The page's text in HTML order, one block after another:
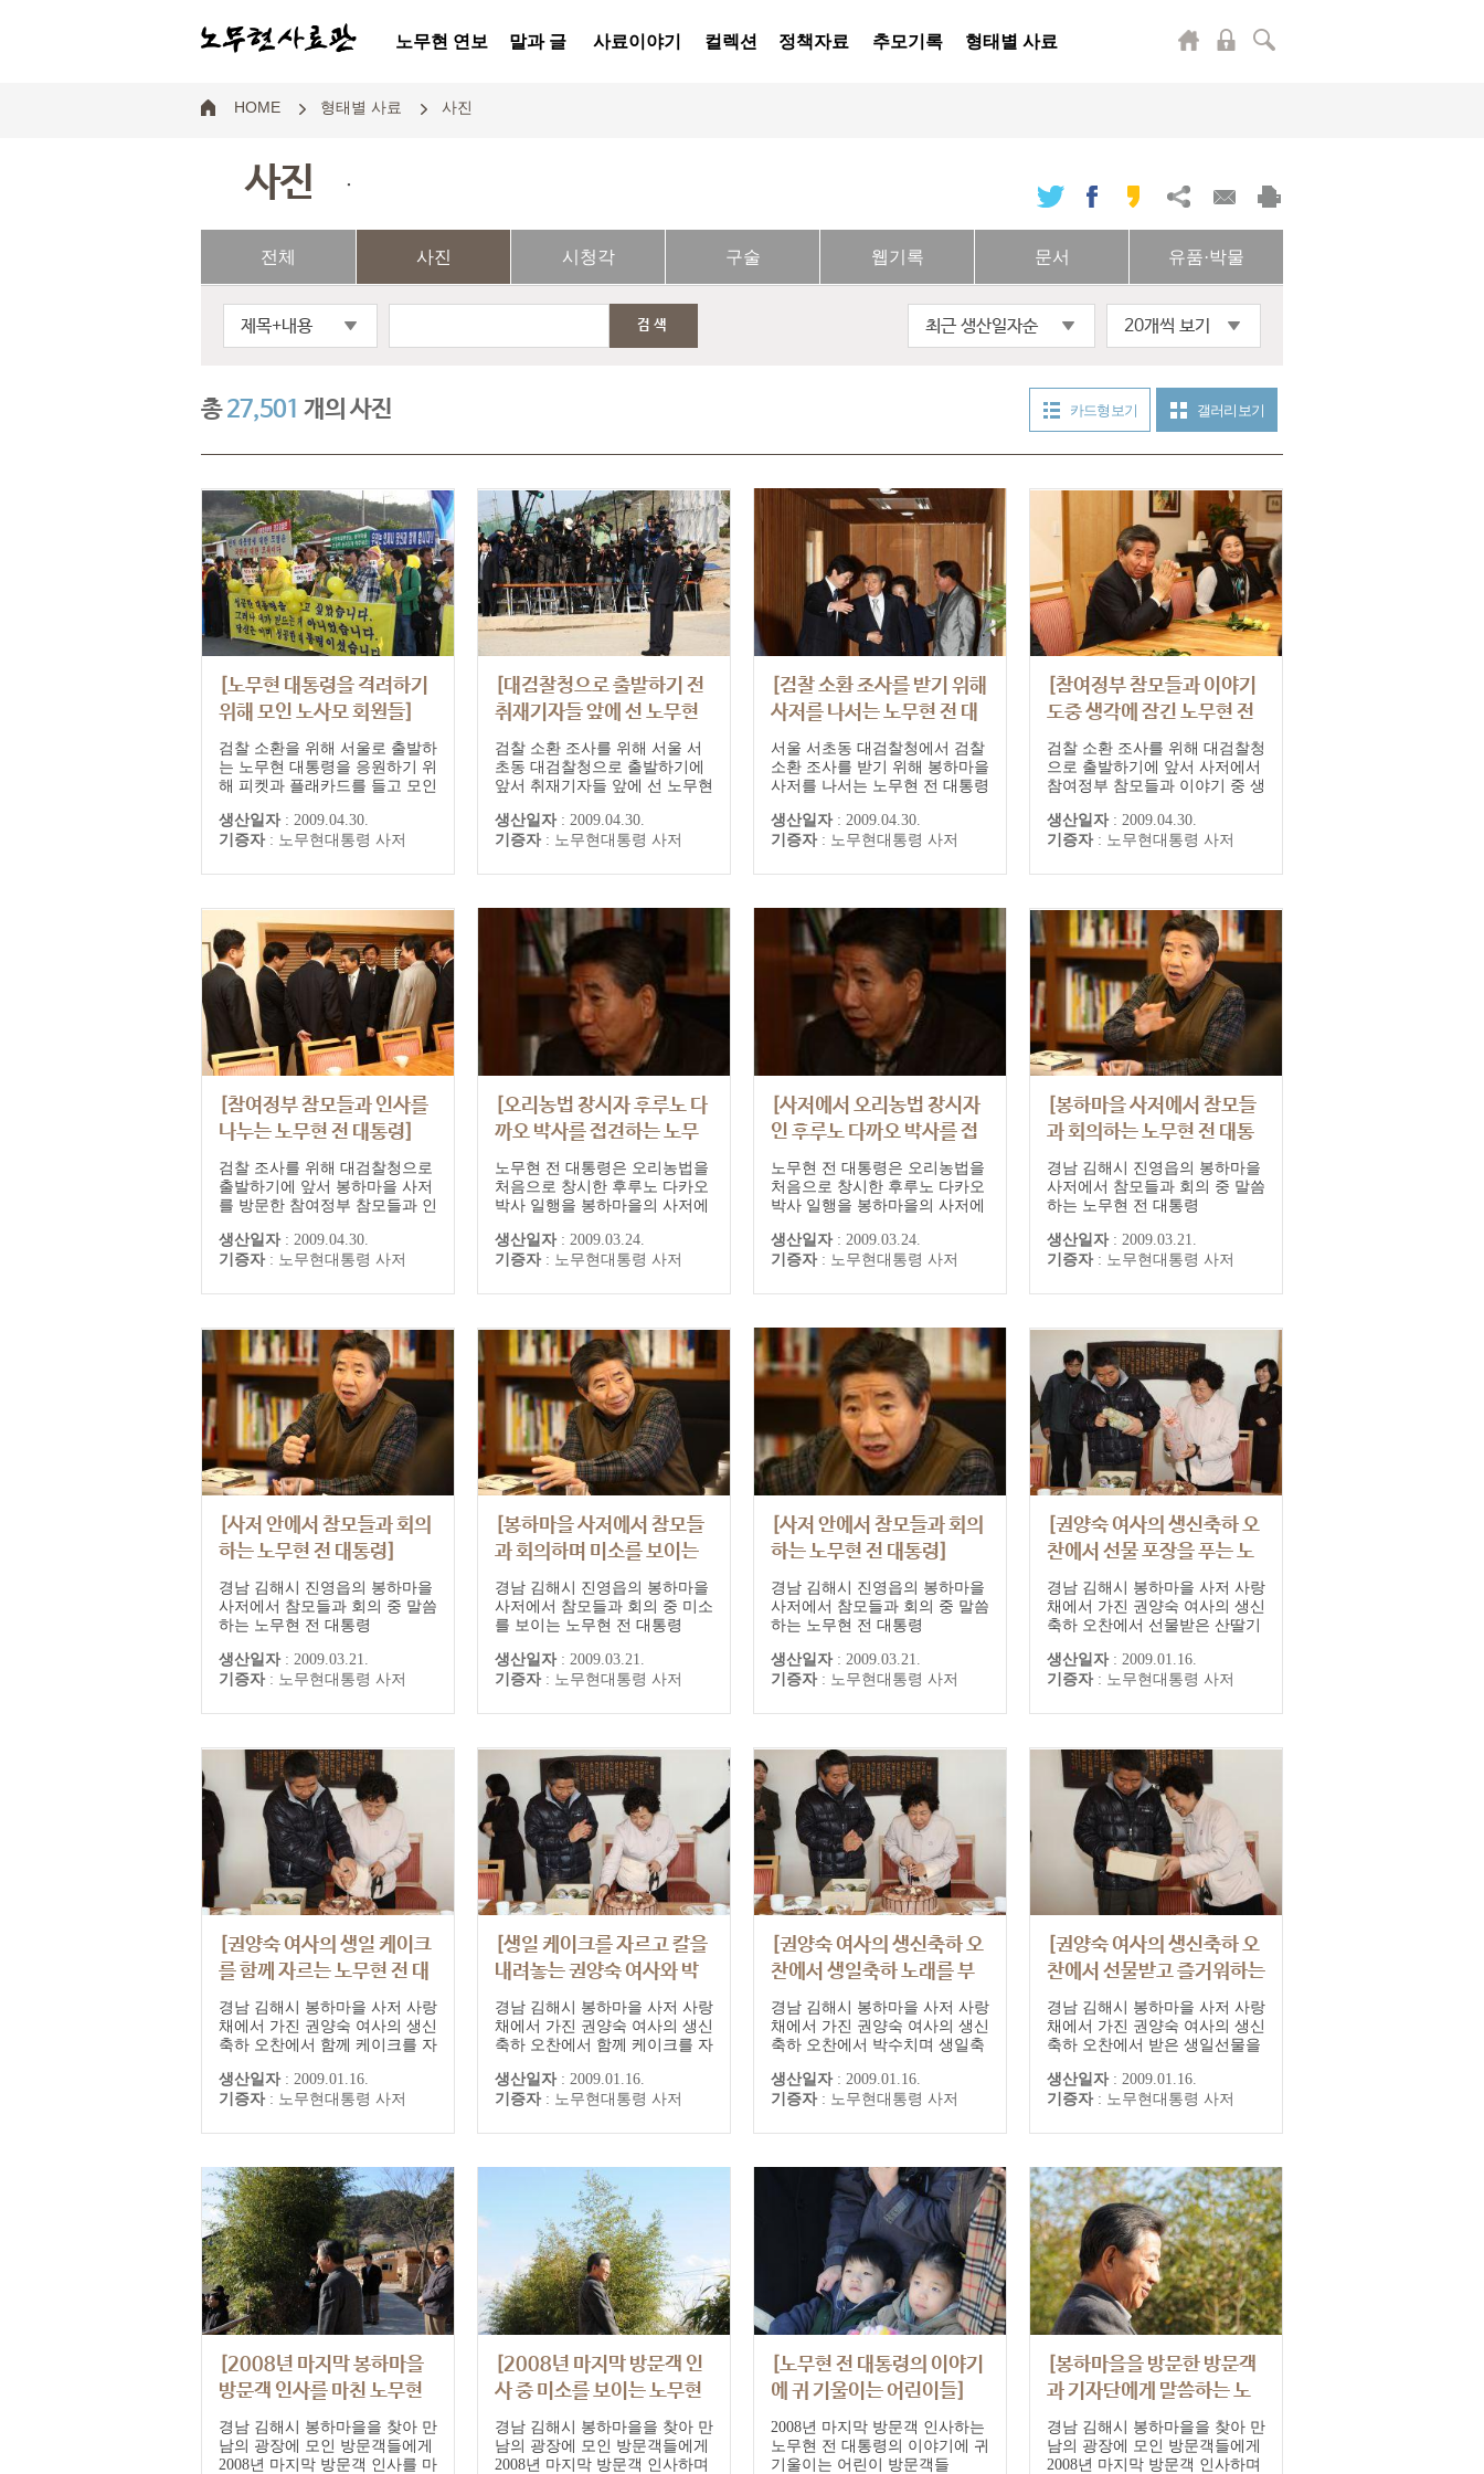
노무현 연보 말과 글 사료이야기 컬렉션 정책자료 추모기록 형태별 사료
HOME 형태별 사료 사진
사진 .
전체 사진 시청각 구술 웹기록 문서 유품·박물
제목+내용 검색 최근 생산일자순 20개씩 보기
총27,501 개의 사진 카드형 보기 갤러리 보기
[노무현 대통령을 격려하기
위해 모인 노사모 회원들]
검찰 소환을 위해 서울로 출발하
는 노무현 대통령을 응원하기 위
해 피켓과 플래카드를 들고 모인
신과 함께 합니다!!', '성공한 대
통령을 만들고 싶었습니다. 그러
당신은 이미 성공한 대통령이셨
멸은 국민에 대한 모욕이다', '이
명박대통령님, 봉하마을 조용히
농사...
생산일자 : 2009.04.30.
기증자 : 노무현대통령 사저
[대검찰청으로 출발하기 전
취재기자들 앞에 선 노무현
전 대통령]
검찰 소환 조사를 위해 서울 서
초동 대검찰청으로 출발하기에
앞서 취재기자들 앞에 선 노무현
생산일자 : 2009.04.30.
기증자 : 노무현대통령 사저
[검찰 소환 조사를 받기 위해
사저를 나서는 노무현 전 대
통령]
서울 서초동 대검찰청에서 검찰
소환 조사를 받기 위해 봉하마을
사저를 나서는 노무현 전 대통령
생산일자 : 2009.04.30.
기증자 : 노무현대통령 사저
[참여정부 참모들과 이야기
도중 생각에 잠긴 노무현 전
대통령]
검찰 소환 조사를 위해 대검찰청
으로 출발하기에 앞서 사저에서
참여정부 참모들과 이야기 중 생
생산일자 : 2009.04.30.
기증자 : 노무현대통령 사저
[참여정부 참모들과 인사를
나누는 노무현 전 대통령]
검찰 조사를 위해 대검찰청으로
출발하기에 앞서 봉하마을 사저
를 방문한 참여정부 참모들과 인
생산일자 : 2009.04.30.
기증자 : 노무현대통령 사저
[오리농법 창시자 후루노 다
까오 박사를 접견하는 노무
현 전 대통령]
노무현 전 대통령은 오리농법을
처음으로 창시한 후루노 다카오
박사 일행을 봉하마을의 사저에
인 후루노 구미코씨를 비롯해 후
루노 박사로부터 오리농법을 배
전국 오리농법연구회장, 홍순명
이기우, 황봉호씨 등이 함께 배
석했으며, 오리농법을 비롯한 친
환경 농업, 지속가...
생산일자 : 2009.03.24.
기증자 : 노무현대통령 사저
[사저에서 오리농법 창시자
인 후루노 다까오 박사를 접
견하는 노무현 전 대통령]
노무현 전 대통령은 오리농법을
처음으로 창시한 후루노 다카오
박사 일행을 봉하마을의 사저에
인 후루노 구미코씨를 비롯해 후
루노 박사로부터 오리농법을 배
전국 오리농법연구회장, 홍순명
이기우, 황봉호씨 등이 함께 배
석했으며, 오리농법을 비롯한 친
환경 농업, 지속가...
생산일자 : 2009.03.24.
기증자 : 노무현대통령 사저
[봉하마을 사저에서 참모들
과 회의하는 노무현 전 대통
령]
경남 김해시 진영읍의 봉하마을
사저에서 참모들과 회의 중 말씀
하는 노무현 전 대통령
생산일자 : 2009.03.21.
기증자 : 노무현대통령 사저
[사저 안에서 참모들과 회의
하는 노무현 전 대통령]
경남 김해시 진영읍의 봉하마을
사저에서 참모들과 회의 중 말씀
하는 노무현 전 대통령
생산일자 : 2009.03.21.
기증자 : 노무현대통령 사저
[봉하마을 사저에서 참모들
과 회의하며 미소를 보이는
노무현 전 대통령]
경남 김해시 진영읍의 봉하마을
사저에서 참모들과 회의 중 미소
를 보이는 노무현 전 대통령
생산일자 : 2009.03.21.
기증자 : 노무현대통령 사저
[사저 안에서 참모들과 회의
하는 노무현 전 대통령]
경남 김해시 진영읍의 봉하마을
사저에서 참모들과 회의 중 말씀
하는 노무현 전 대통령
생산일자 : 2009.03.21.
기증자 : 노무현대통령 사저
[권양숙 여사의 생신축하 오
찬에서 선물 포장을 푸는 노
무현 전 대통령 내외]
경남 김해시 봉하마을 사저 사랑
채에서 가진 권양숙 여사의 생신
축하 오찬에서 선물받은 산딸기
통령과 권양숙 여사
생산일자 : 2009.01.16.
기증자 : 노무현대통령 사저
[권양숙 여사의 생일 케이크
를 함께 자르는 노무현 전 대
통령]
경남 김해시 봉하마을 사저 사랑
채에서 가진 권양숙 여사의 생신
축하 오찬에서 함께 케이크를 자
여사
생산일자 : 2009.01.16.
기증자 : 노무현대통령 사저
[생일 케이크를 자르고 칼을
내려놓는 권양숙 여사와 박
수치는 노무현 전 대통령]
경남 김해시 봉하마을 사저 사랑
채에서 가진 권양숙 여사의 생신
축하 오찬에서 함께 케이크를 자
과 칼을 내려놓는 권양숙 여사
생산일자 : 2009.01.16.
기증자 : 노무현대통령 사저
[권양숙 여사의 생신축하 오
찬에서 생일축하 노래를 부
르는 노무현 전 대통령]
경남 김해시 봉하마을 사저 사랑
채에서 가진 권양숙 여사의 생신
축하 오찬에서 박수치며 생일축
통령
생산일자 : 2009.01.16.
기증자 : 노무현대통령 사저
[권양숙 여사의 생신축하 오
찬에서 선물받고 즐거워하는
노무현 전 대통령 내외]
경남 김해시 봉하마을 사저 사랑
채에서 가진 권양숙 여사의 생신
축하 오찬에서 받은 생일선물을
통령과 권양숙 여사
생산일자 : 2009.01.16.
기증자 : 노무현대통령 사저
[2008년 마지막 봉하마을
방문객 인사를 마친 노무현
전 대통령]
경남 김해시 봉하마을을 찾아 만
남의 광장에 모인 방문객들에게
2008년 마지막 방문객 인사를 마
[2008년 마지막 방문객 인
사 중 미소를 보이는 노무현
대통령]
경남 김해시 봉하마을을 찾아 만
남의 광장에 모인 방문객들에게
2008년 마지막 방문객 인사하며
[노무현 전 대통령의 이야기
에 귀 기울이는 어린이들]
2008년 마지막 방문객 인사하는
노무현 전 대통령의 이야기에 귀
기울이는 어린이 방문객들
[봉하마을을 방문한 방문객
과 기자단에게 말씀하는 노
무현 전 대통령]
경남 김해시 봉하마을을 찾아 만
남의 광장에 모인 방문객들에게
2008년 마지막 방문객 인사하며